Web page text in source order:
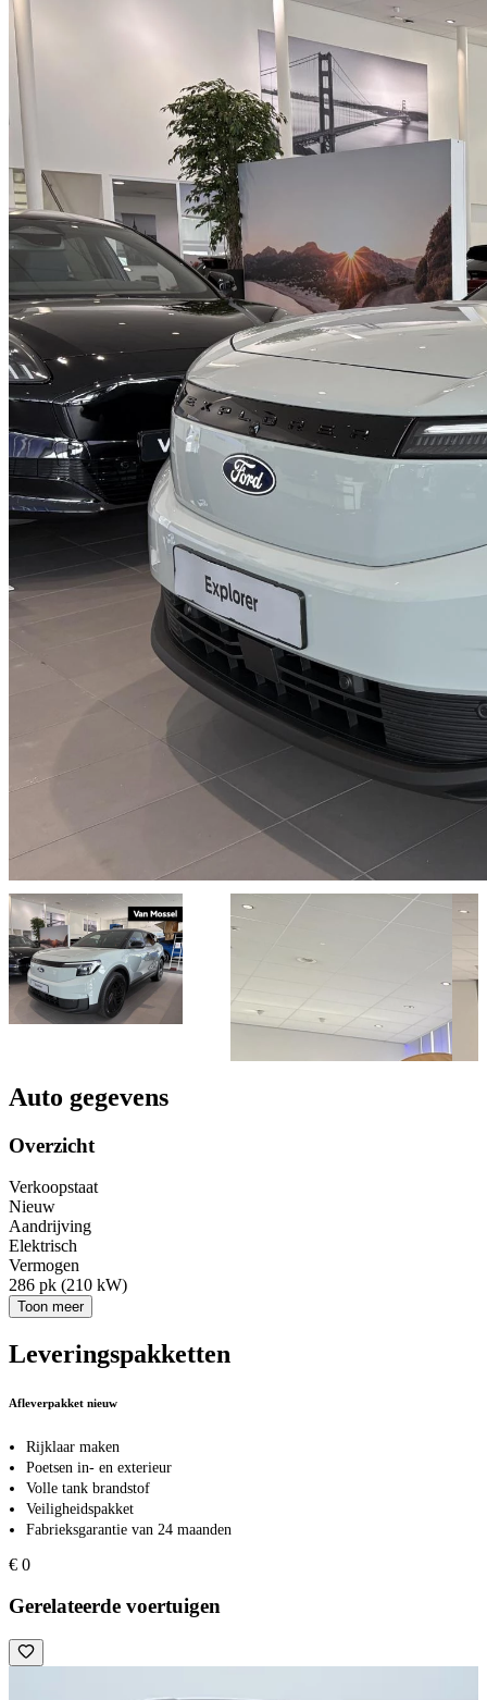
Auto gegevens
Overzicht
Verkoopstaat
Nieuw
Aandrijving
Elektrisch
Vermogen
286 pk (210 kW)
Toon meer
Leveringspakketten
Afleverpakket nieuw
Rijklaar maken
Poetsen in- en exterieur
Volle tank brandstof
Veiligheidspakket
Fabrieksgarantie van 24 maanden
€ 0
Gerelateerde voertuigen